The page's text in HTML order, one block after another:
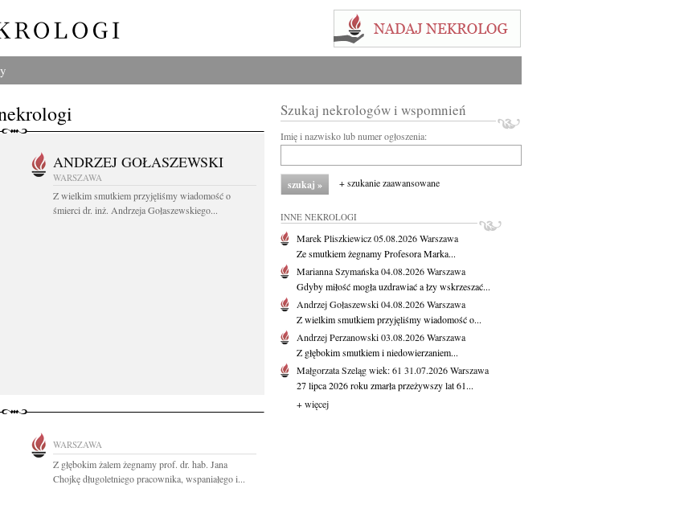
ANDRZEJ GOŁASZEWSKI
WARSZAWA
Z wielkim smutkiem przyjęliśmy wiadomość o
śmierci dr. inż. Andrzeja Gołaszewskiego...
WARSZAWA
Z głębokim żalem żegnamy prof. dr. hab. Jana
Chojkę długoletniego pracownika, wspaniałego i...
Szukaj nekrologów i wspomnień
Imię i nazwisko lub numer ogłoszenia:
+ szukanie zaawansowane
INNE NEKROLOGI
Marek Pliszkiewicz05.08.2026Warszawa
Ze smutkiem żegnamy Profesora Marka...
Marianna Szymańska04.08.2026Warszawa
Gdyby miłość mogła uzdrawiać a łzy wskrzeszać...
Andrzej Gołaszewski04.08.2026Warszawa
Z wielkim smutkiem przyjęliśmy wiadomość o...
Andrzej Perzanowski03.08.2026Warszawa
Z głębokim smutkiem i niedowierzaniem...
Małgorzata Szelągwiek: 61 31.07.2026Warszawa
27 lipca 2026 roku zmarła przeżywszy lat 61...
+ więcej